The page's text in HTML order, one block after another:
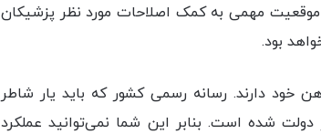
مهمی به کمک اصلاحات مورد نظر پزشیکان
بود.
خود دارند. رسانه رسمی کشور که باید یار شاطر
شده است. بنابر این شما نمی‌توانید عملکرد